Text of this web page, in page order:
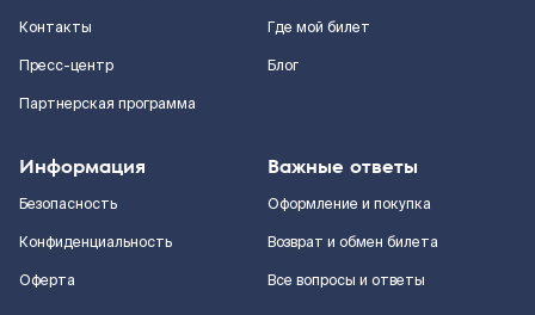
Контакты
Пресс-центр
Партнерская программа
Где мой билет
Блог
Информация
Безопасность
Конфиденциальность
Оферта
Важные ответы
Оформление и покупка
Возврат и обмен билета
Все вопросы и ответы